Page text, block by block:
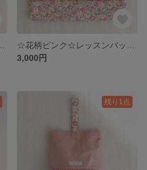
3,000円
残り1点